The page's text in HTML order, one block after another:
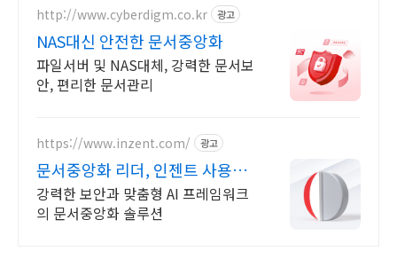
http://www.cyberdigm.co.kr 광고
NAS대신 안전한 문서중앙화
파일서버 및 NAS대체, 강력한 문서보
안, 편리한 문서관리
https://www.inzent.com/ 광고
문서중앙화 리더, 인젠트 사용자
별 문서 권한 관리
강력한 보안과 맞춤형 AI 프레임워크
의 문서중앙화 솔루션